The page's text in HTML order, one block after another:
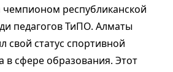
республиканской
педагогов ТиПО. Алматы
свой статус спортивной
в сфере образования. Этот